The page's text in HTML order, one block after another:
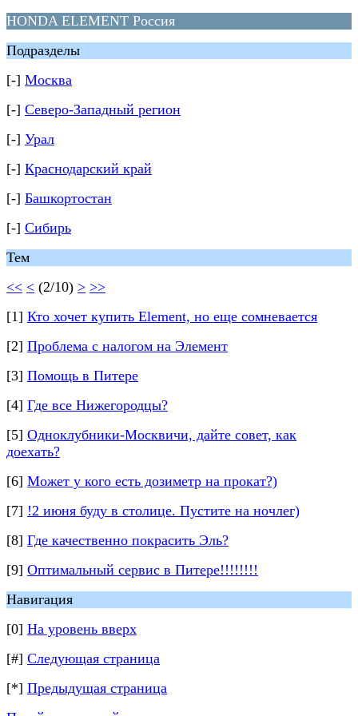
HONDA ELEMENT Россия
Подразделы
[-] Москва
[-] Северо-Западный регион
[-] Урал
[-] Краснодарский край
[-] Башкортостан
[-] Сибирь
Тем
<< < (2/10) > >>
[1] Кто хочет купить Element, но еще сомневается
[2] Проблема с налогом на Элемент
[3] Помощь в Питере
[4] Где все Нижегородцы?
[5] Одноклубники-Москвичи, дайте совет, как
доехать?
[6] Может у кого есть дозиметр на прокат?)
[7] !2 июня буду в столице. Пустите на ночлег)
[8] Где качественно покрасить Эль?
[9] Оптимальный сервис в Питере!!!!!!!!
Навигация
[0] На уровень вверх
[#] Следующая страница
[*] Предыдущая страница